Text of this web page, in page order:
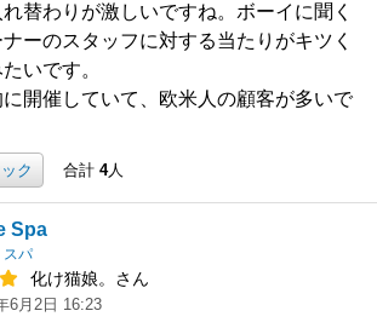
替わりが激しいですね。ボーイに聞く
ーのスタッフに対する当たりがキツく
いです。
開催していて、欧米人の顧客が多いで
ク 合計 4人
Spa
スパ
化け猫娘。さん
6月2日 16:23